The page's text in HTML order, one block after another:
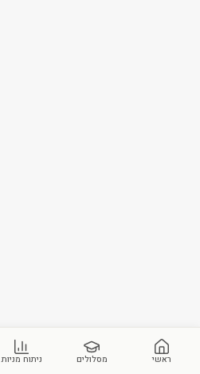
ראשי מסלולים ניתוח מניות